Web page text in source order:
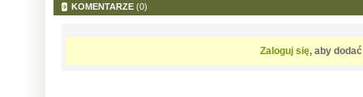
KOMENTARZE (0)
Zaloguj się, aby